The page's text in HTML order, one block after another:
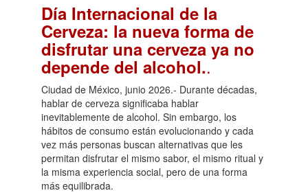
Día Internacional de la
Cerveza: la nueva forma de
disfrutar una cerveza ya no
depende del alcohol..
Ciudad de México, junio 2026.- Durante décadas,
hablar de cerveza significaba hablar
inevitablemente de alcohol. Sin embargo, los
hábitos de consumo están evolucionando y cada
vez más personas buscan alternativas que les
permitan disfrutar el mismo sabor, el mismo ritual y
la misma experiencia social, pero de una forma
más equilibrada.